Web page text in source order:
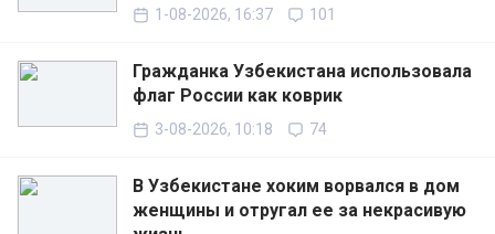
1-08-2026, 16:37 101
Гражданка Узбекистана использовала
флаг России как коврик
3-08-2026, 10:18 74
В Узбекистане хоким ворвался в дом
женщины и отругал ее за некрасивую